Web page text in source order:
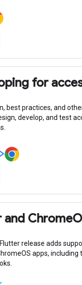
for
best practices, and
develop, and test
and
release adds
apps, including